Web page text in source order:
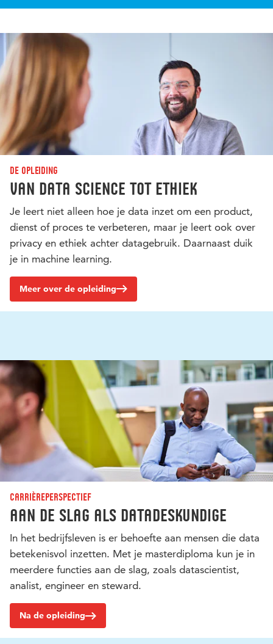
De opleiding
Van data science tot ethiek
Je leert niet alleen hoe je data inzet om een product,
dienst of proces te verbeteren, maar je leert ook over
privacy en ethiek achter datagebruik. Daarnaast duik
je in machine learning.
Meer over de opleiding
Carrièreperspectief
Aan de slag als datadeskundige
In het bedrijfsleven is er behoefte aan mensen die data
betekenisvol inzetten. Met je masterdiploma kun je in
meerdere functies aan de slag, zoals datascientist,
analist, engineer en steward.
Na de opleiding